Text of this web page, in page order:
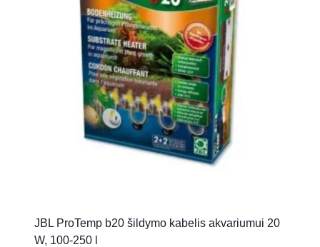
JBL ProTemp b20 šildymo kabelis akvariumui 20
W, 100-250 l